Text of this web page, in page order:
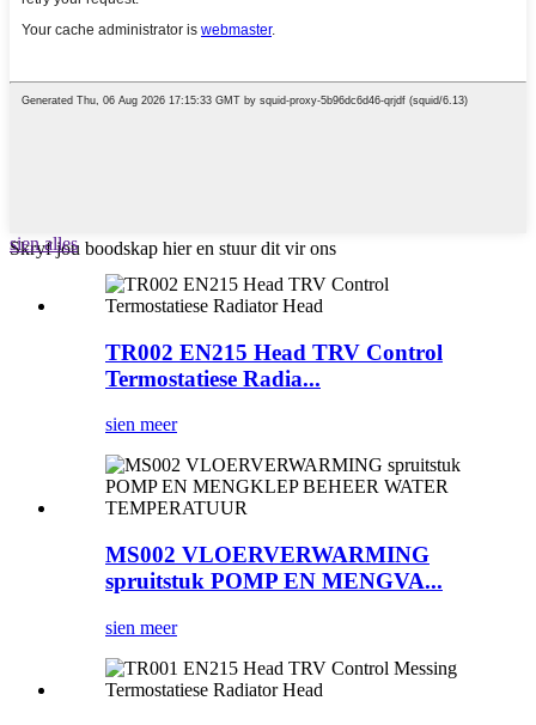
Skryf jou boodskap hier en stuur dit vir ons
sien alles
TR002 EN215 Head TRV Control
Termostatiese Radia...
sien meer
MS002 VLOERVERWARMING
spruitstuk POMP EN MENGVA...
sien meer